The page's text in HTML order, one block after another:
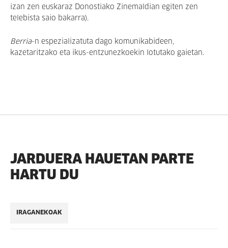
izan zen euskaraz Donostiako Zinemaldian egiten zen
telebista saio bakarra).
Berria-n espezializatuta dago komunikabideen,
kazetaritzako eta ikus-entzunezkoekin lotutako gaietan.
JARDUERA HAUETAN PARTE
HARTU DU
IRAGANEKOAK